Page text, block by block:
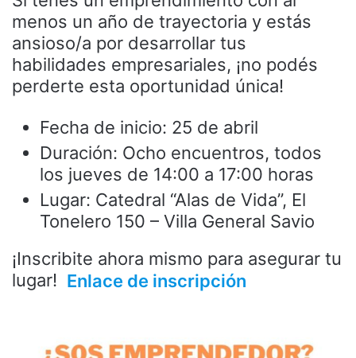
menos un año de trayectoria y estás
ansioso/a por desarrollar tus
habilidades empresariales, ¡no podés
perderte esta oportunidad única!
Fecha de inicio: 25 de abril
Duración: Ocho encuentros, todos
los jueves de 14:00 a 17:00 horas
Lugar: Catedral “Alas de Vida”, El
Tonelero 150 – Villa General Savio
¡Inscribite ahora mismo para asegurar tu
lugar! Enlace de inscripción